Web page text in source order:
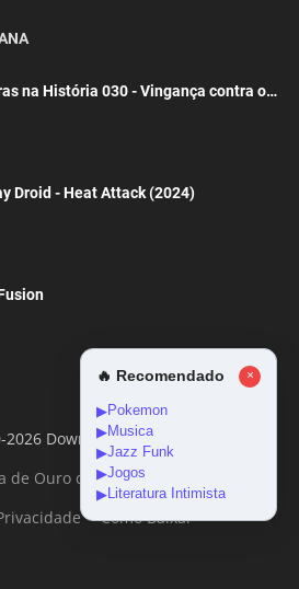
na História 030 - Vingança contra o…
Droid - Heat Attack (2024)
DownloadGeral
de Ouro da Monetização Online
Como Baixar
🔥 Recomendado ×
▶Pokemon
▶Musica
▶Jazz Funk
▶Jogos
▶Literatura Intimista